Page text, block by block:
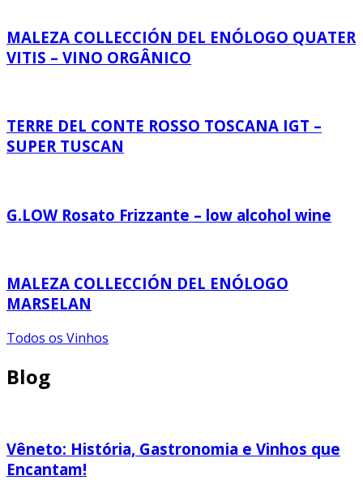
MALEZA COLLECCIÓN DEL ENÓLOGO QUATER
VITIS – VINO ORGÂNICO
TERRE DEL CONTE ROSSO TOSCANA IGT –
SUPER TUSCAN
G.LOW Rosato Frizzante – low alcohol wine
MALEZA COLLECCIÓN DEL ENÓLOGO
MARSELAN
Todos os Vinhos
Blog
Vêneto: História, Gastronomia e Vinhos que
Encantam!